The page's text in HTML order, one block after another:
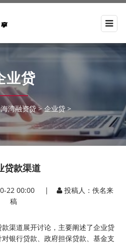
业贷
海湾融资贷>企业贷>
贷款渠道
22 00:00 |
投稿人：佚名来
稿
渠道展开讨论，主要阐述了企业贷
银行贷款、政府担保贷款、基金支